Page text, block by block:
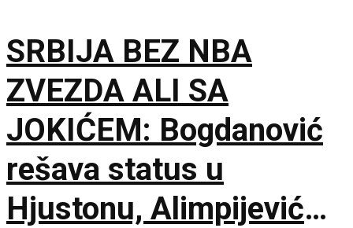
trijumf u Solunu!
SRBIJA BEZ NBA
ZVEZDA ALI SA
JOKIĆEM: Bogdanović
rešava status u
Hjustonu, Alimpijević